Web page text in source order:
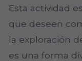
Esta actividad
que deseen
la exploración
es una forma